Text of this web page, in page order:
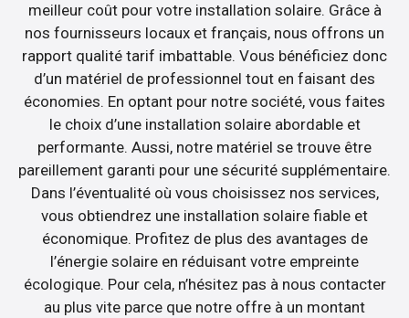
meilleur coût pour votre installation solaire. Grâce à
nos fournisseurs locaux et français, nous offrons un
rapport qualité tarif imbattable. Vous bénéficiez donc
d’un matériel de professionnel tout en faisant des
économies. En optant pour notre société, vous faites
le choix d’une installation solaire abordable et
performante. Aussi, notre matériel se trouve être
pareillement garanti pour une sécurité supplémentaire.
Dans l’éventualité où vous choisissez nos services,
vous obtiendrez une installation solaire fiable et
économique. Profitez de plus des avantages de
l’énergie solaire en réduisant votre empreinte
écologique. Pour cela, n’hésitez pas à nous contacter
au plus vite parce que notre offre à un montant